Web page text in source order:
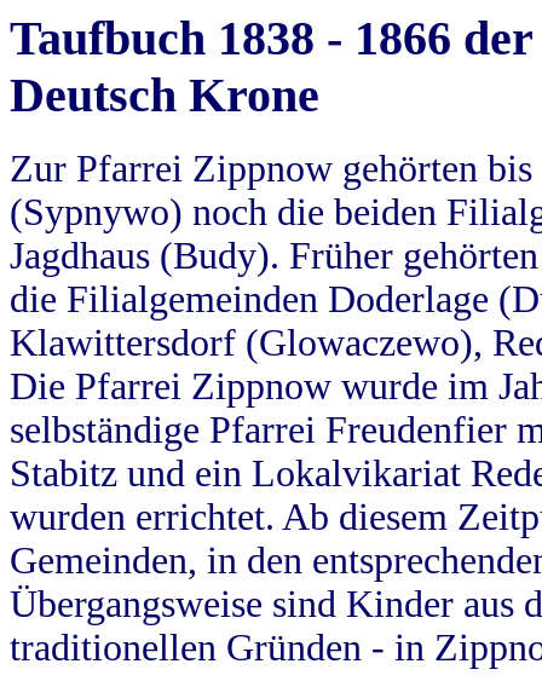
Taufbuch 1838 - 1866
Deutsch Krone
Zur Pfarrei Zippnow gehörten
(Sypnywo) noch die beiden
Jagdhaus (Budy). Früher
die Filialgemeinden Doderlage
Klawittersdorf (Glowaczewo),
Die Pfarrei Zippnow wurde im
selbständige Pfarrei Freudenfier
Stabitz und ein Lokalvikariat
wurden errichtet. Ab diesem
Gemeinden, in den
Übergangsweise sind Kinder aus
traditionellen Gründen - in